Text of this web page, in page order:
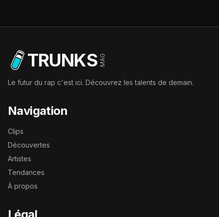
TRUNKS MAG
Le futur du rap c'est ici. Découvrez les talents de demain.
Navigation
Clips
Découvertes
Artistes
Tendances
À propos